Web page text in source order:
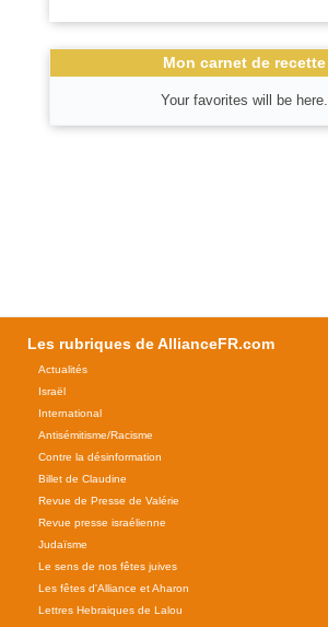
Mon carnet de recette
Your favorites will be here.
Les rubriques de AllianceFR.com
Actualités
Israël
International
Antisémitisme/Racisme
Contre la désinformation
Billet de Claudine
Revue de Presse de Valérie
Revue presse israélienne
Judaïsme
Le sens de nos fêtes juives
Les fêtes d'Alliance et Aharon
Lettres Hebraiques de Lalou